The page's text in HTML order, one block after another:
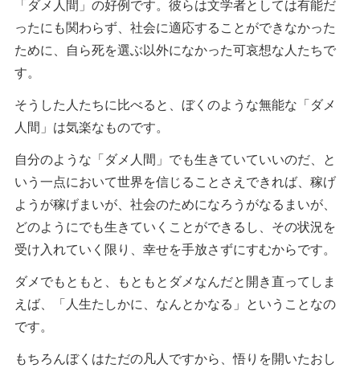
「ダメ人間」の好例です。彼らは文学者としては有能だ
ったにも関わらず、社会に適応することができなかった
ために、自ら死を選ぶ以外になかった可哀想な人たちで
す。
そうした人たちに比べると、ぼくのような無能な「ダメ
人間」は気楽なものです。
自分のような「ダメ人間」でも生きていていいのだ、と
いう一点において世界を信じることさえできれば、稼げ
ようが稼げまいが、社会のためになろうがなるまいが、
どのようにでも生きていくことができるし、その状況を
受け入れていく限り、幸せを手放さずにすむからです。
ダメでもともと、もともとダメなんだと開き直ってしま
えば、「人生たしかに、なんとかなる」ということなの
です。
もちろんぼくはただの凡人ですから、悟りを開いたおし